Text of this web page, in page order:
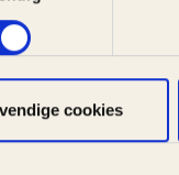
cookies